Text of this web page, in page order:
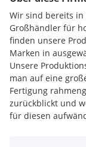
Wir sind bereits
Großhändler für
finden unsere
Marken in
Unsere
man auf eine
Fertigung
zurückblickt und
für diesen